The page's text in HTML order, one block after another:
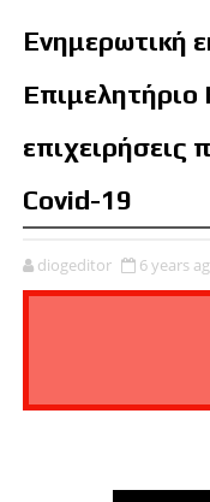
Eνημερωτική
Επιμελητήριο
επιχειρήσεις
Covid-19
diogeditor 6 years